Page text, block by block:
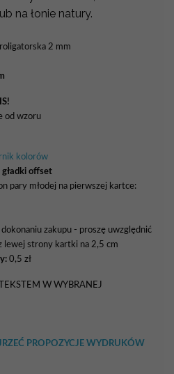
na łonie natury.
2 mm
od wzoru
kolorów
offset
pary młodej na pierwszej kartce:
dokonaniu zakupu - proszę uwzględnić
lewej strony kartki na 2,5 cm
0,5 zł
W WYBRANEJ
PROPOZYCJE WYDRUKÓW